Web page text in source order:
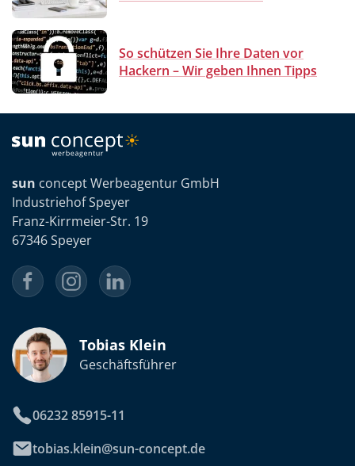
So schützen Sie Ihre Daten vor
Hackern – Wir geben Ihnen Tipps
sun concept Werbeagentur GmbH
Industriehof Speyer
Franz-Kirrmeier-Str. 19
67346 Speyer
Tobias Klein
Geschäftsführer
06232 85915-11
tobias.klein@sun-concept.de